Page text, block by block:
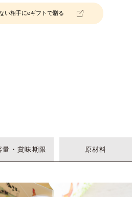
い相手にeギフトで贈る
量・賞味期限 原材料